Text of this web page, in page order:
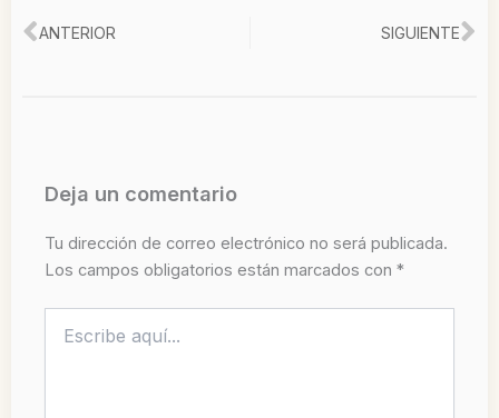
Ant
ANTERIOR SIGUIENTE
Deja un comentario
Tu dirección de correo electrónico no será publicada.
Los campos obligatorios están marcados con *
aquí...